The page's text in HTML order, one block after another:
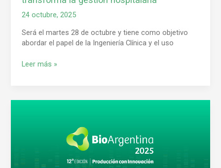
24 octubre, 2025
Será el martes 28 de octubre y tiene como objetivo
abordar el papel de la Ingeniería Clínica y el uso
Leer más »